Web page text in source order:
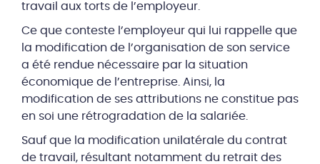
travail aux torts de l’employeur.
Ce que conteste l’employeur qui lui rappelle que
la modification de l’organisation de son service
a été rendue nécessaire par la situation
économique de l’entreprise. Ainsi, la
modification de ses attributions ne constitue pas
en soi une rétrogradation de la salariée.
Sauf que la modification unilatérale du contrat
de travail, résultant notamment du retrait des